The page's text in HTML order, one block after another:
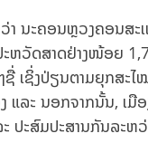
ນະຄອນຫຼວງຄອນສະເ
ະຫວັດສາດຢ່າງໜ້ອຍ
ເຊິ່ງປ່ຽນຕາມຍຸກສະ
ລະ ນອກຈາກນັ້ນ, ເມືອ
ປະສົມປະສານກັນລະຫ